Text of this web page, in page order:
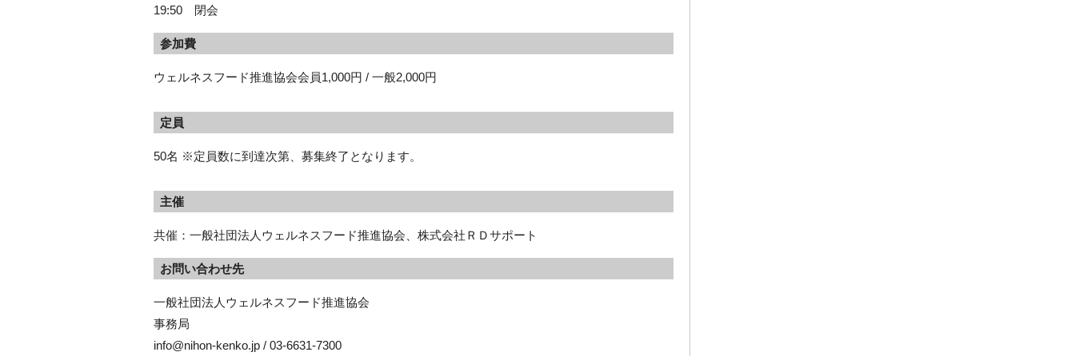
19:50 閉会
参加費
ウェルネスフード推進協会会員1,000円 / 一般2,000円
定員
50名 ※定員数に到達次第、募集終了となります。
主催
共催：一般社団法人ウェルネスフード推進協会、株式会社ＲＤサポート
お問い合わせ先
一般社団法人ウェルネスフード推進協会
事務局
info@nihon-kenko.jp / 03-6631-7300